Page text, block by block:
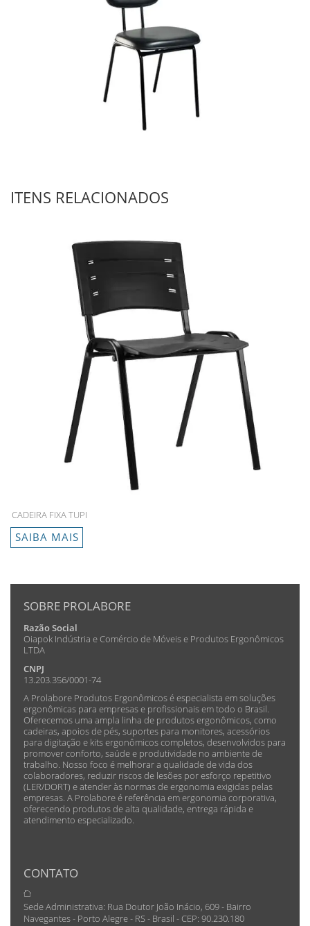
ITENS RELACIONADOS
CADEIRA FIXA TUPI
SAIBA MAIS
SOBRE PROLABORE
Razão Social
Oiapok Indústria e Comércio de Móveis e Produtos Ergonômicos
LTDA
CNPJ
13.203.356/0001-74
A Prolabore Produtos Ergonômicos é especialista em soluções
ergonômicas para empresas e profissionais em todo o Brasil.
Oferecemos uma ampla linha de produtos ergonômicos, como
cadeiras, apoios de pés, suportes para monitores, acessórios
para digitação e kits ergonômicos completos, desenvolvidos para
promover conforto, saúde e produtividade no ambiente de
trabalho. Nosso foco é melhorar a qualidade de vida dos
colaboradores, reduzir riscos de lesões por esforço repetitivo
(LER/DORT) e atender às normas de ergonomia exigidas pelas
empresas. A Prolabore é referência em ergonomia corporativa,
oferecendo produtos de alta qualidade, entrega rápida e
atendimento especializado.
CONTATO
Sede Administrativa: Rua Doutor João Inácio, 609 - Bairro
Navegantes - Porto Alegre - RS - Brasil - CEP: 90.230.180